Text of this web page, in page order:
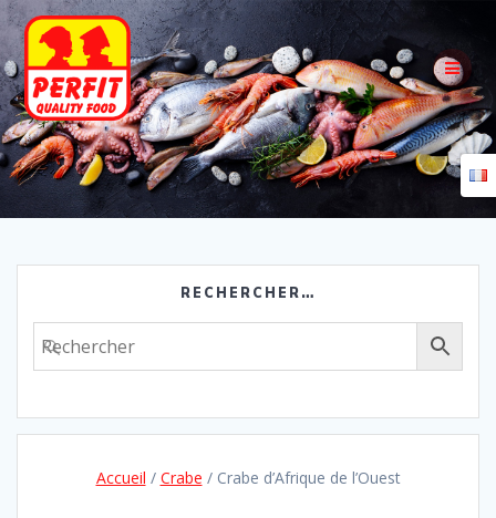
Skip
to
content
RECHERCHER…
Accueil / Crabe / Crabe d’Afrique de l’Ouest